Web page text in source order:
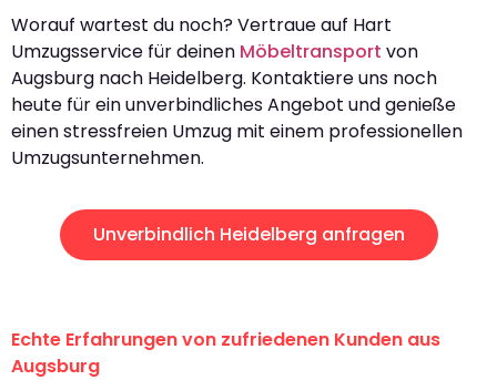
Worauf wartest du noch? Vertraue auf Hart
Umzugsservice für deinen Möbeltransport von
Augsburg nach Heidelberg. Kontaktiere uns noch
heute für ein unverbindliches Angebot und genieße
einen stressfreien Umzug mit einem professionellen
Umzugsunternehmen.
Unverbindlich Heidelberg anfragen
Echte Erfahrungen von zufriedenen Kunden aus
Augsburg